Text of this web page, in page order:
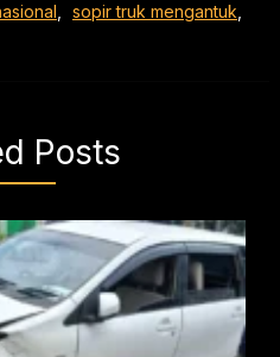
sopir truk mengantuk
Posts